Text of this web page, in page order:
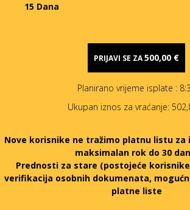
15 Dana
PRIJAVI SE ZA500,00 €
Planirano vrijeme isplate :
Ukupan iznos za vraćanje:
Nove korisnike ne tražimo platnu listu za
maksimalan rok do 30
Prednosti za stare (postojeće
verifikacija osobnih dokumenata,
platne liste